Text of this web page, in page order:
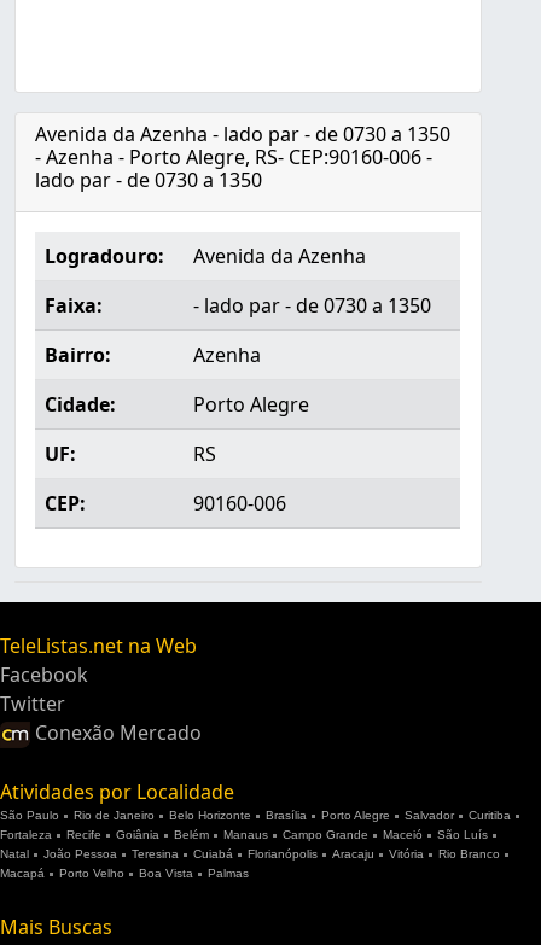
Avenida da Azenha - lado par - de 0730 a 1350
- Azenha - Porto Alegre, RS- CEP:90160-006 -
lado par - de 0730 a 1350
Logradouro:
Avenida da Azenha
Faixa:
- lado par - de 0730 a 1350
Bairro:
Azenha
Cidade:
Porto Alegre
UF:
RS
CEP:
90160-006
TeleListas.net na Web
Facebook
Twitter
Conexão Mercado
Atividades por Localidade
São Paulo Rio de Janeiro Belo Horizonte Brasília Porto Alegre Salvador
Curitiba
Fortaleza
Recife Goiânia Belém Manaus Campo Grande Maceió
São Luís
Natal
João Pessoa Teresina Cuiabá Florianópolis Aracaju Vitória
Rio Branco
Macapá
Porto Velho Boa Vista Palmas
Mais Buscas